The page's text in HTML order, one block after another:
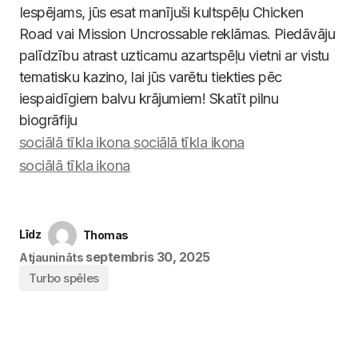
Iespējams, jūs esat manījuši kultspēļu Chicken
Road vai Mission Uncrossable reklāmas. Piedāvāju
palīdzību atrast uzticamu azartspēļu vietni ar vistu
tematisku kazino, lai jūs varētu tiekties pēc
iespaidīgiem balvu krājumiem! Skatīt pilnu
biogrāfiju
Līdz
Thomas
Atjaunināts septembris 30, 2025
Turbo spēles